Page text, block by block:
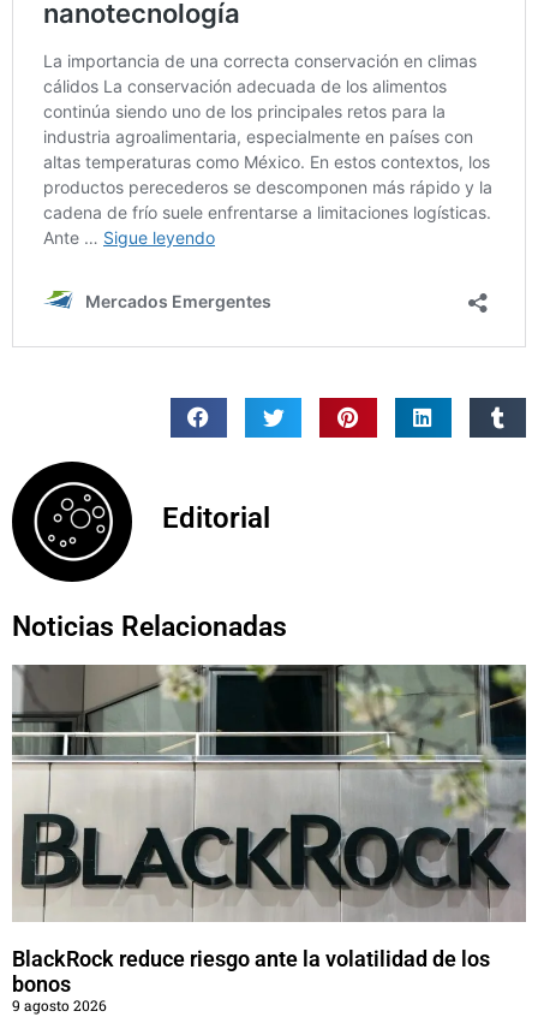
Editorial
Noticias Relacionadas
BlackRock reduce riesgo ante la volatilidad de los
bonos
9 agosto 2026